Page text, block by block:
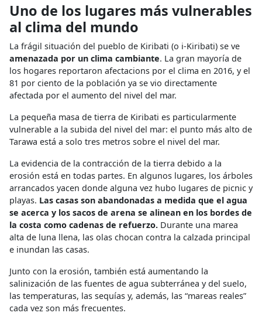
Uno de los lugares más vulnerables
al clima del mundo
La frágil situación del pueblo de Kiribati (o i-Kiribati) se ve
amenazada por un clima cambiante. La gran mayoría de
los hogares reportaron afectacions por el clima en 2016, y el
81 por ciento de la población ya se vio directamente
afectada por el aumento del nivel del mar.
La pequeña masa de tierra de Kiribati es particularmente
vulnerable a la subida del nivel del mar: el punto más alto de
Tarawa está a solo tres metros sobre el nivel del mar.
La evidencia de la contracción de la tierra debido a la
erosión está en todas partes. En algunos lugares, los árboles
arrancados yacen donde alguna vez hubo lugares de picnic y
playas. Las casas son abandonadas a medida que el agua
se acerca y los sacos de arena se alinean en los bordes de
la costa como cadenas de refuerzo. Durante una marea
alta de luna llena, las olas chocan contra la calzada principal
e inundan las casas.
Junto con la erosión, también está aumentando la
salinización de las fuentes de agua subterránea y del suelo,
las temperaturas, las sequías y, además, las “mareas reales”
cada vez son más frecuentes.